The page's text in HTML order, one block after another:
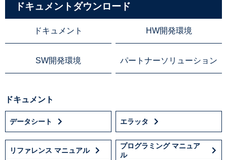
ドキュメントダウンロード
ドキュメント HW開発環境
SW開発環境 パートナーソリューション
ドキュメント
データシート エラッタ
リファレンス マニュアル
プログラミング マニュア
ル